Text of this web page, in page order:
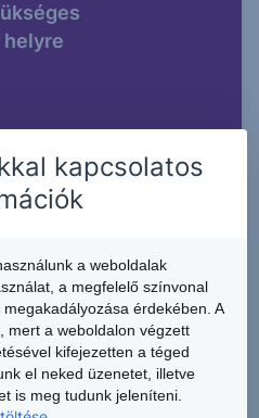
lakáscélú
igénybe venni!
kapcsolatos
a weboldalak
a megfelelő színvonal
érdekében. A
mert a weboldalon végzett
kifejezetten a téged
el neked üzenetet, illetve
is meg tudunk jeleníteni.